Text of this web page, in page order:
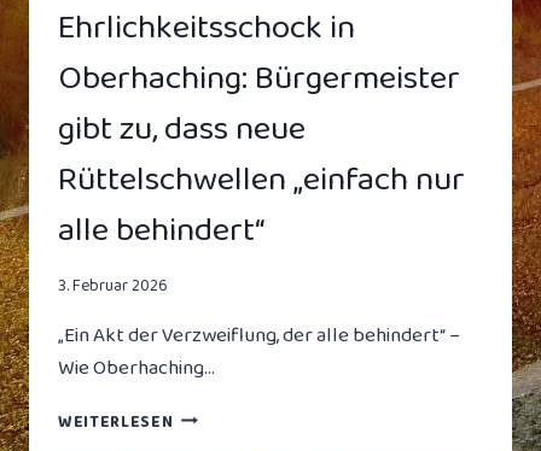
Ehrlichkeitsschock in
Oberhaching: Bürgermeister
gibt zu, dass neue
Rüttelschwellen „einfach nur
alle behindert“
3. Februar 2026
„Ein Akt der Verzweiflung, der alle behindert“ –
Wie Oberhaching…
WEITERLESEN EHRLICHKEITSSCHOCK